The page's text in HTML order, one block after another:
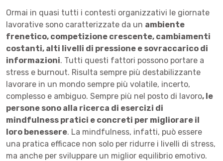
Ormai in quasi tutti i contesti organizzativi le giornate
lavorative sono caratterizzate da un ambiente
frenetico, competizione crescente, cambiamenti
costanti, alti livelli di pressione e sovraccarico di
informazioni. Tutti questi fattori possono portare a
stress e burnout. Risulta sempre più destabilizzante
lavorare in un mondo sempre più volatile, incerto,
complesso e ambiguo. Sempre più nel posto di lavoro, le
persone sono alla ricerca di esercizi di
mindfulness pratici e concreti per migliorare il
loro benessere. La mindfulness, infatti, può essere
una pratica efficace non solo per ridurre i livelli di stress,
ma anche per sviluppare un miglior equilibrio emotivo.